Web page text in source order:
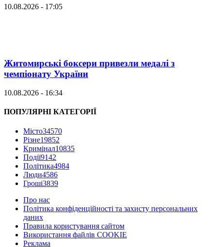
10.08.2026 - 17:05
Житомирські боксери привезли медалі з
чемпіонату України
10.08.2026 - 16:34
ПОПУЛЯРНІ КАТЕГОРІЇ
Місто34570
Різне19852
Кримінал10835
Події9142
Політика4984
Люди4586
Гроші3839
Про нас
Політика конфіденційності та захисту персональних
даних
Правила користування сайтом
Використання файлів COOKIE
Реклама